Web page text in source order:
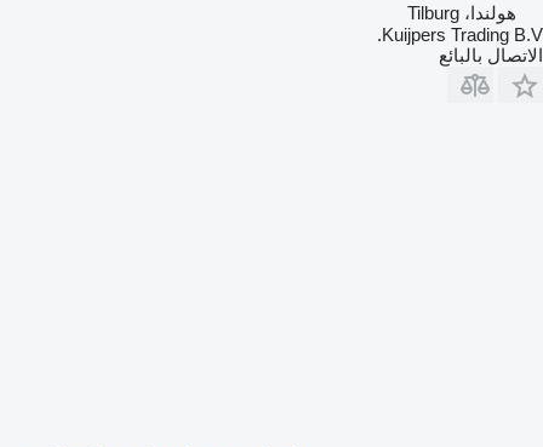
هولندا، Tilburg
Kuijpers Trading B.V.
الاتصال بالبائع